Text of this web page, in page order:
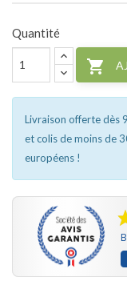
Quantité

Livraison offerte dès
et colis de moins de
européens !